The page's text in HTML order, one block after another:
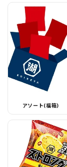
アソート(福箱)